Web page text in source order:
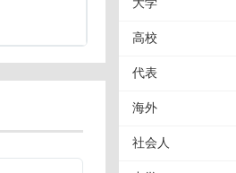
大学
高校
代表
海外
社会人